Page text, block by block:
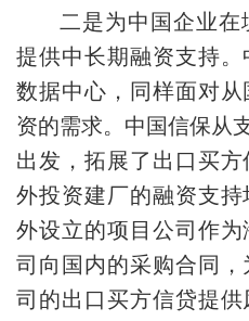
二是为中国企业
提供中长期融资支持
数据中心，同样面对
资的需求。中国信保从
出发，拓展了出口买
外投资建厂的融资支
外设立的项目公司作
司向国内的采购合同
司的出口买方信贷提